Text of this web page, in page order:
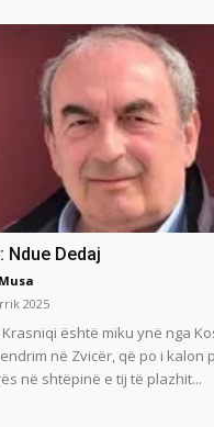
Ndue Dedaj
2025
është miku ynë nga
në Zvicër, që po i kalon
në shtëpinë e tij të plazhit...